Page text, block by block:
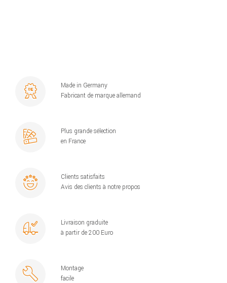
Made in Germany
Fabricant de marque allemand
Plus grande sélection
en France
Clients satisfaits
Avis des clients à notre propos
Livraison graduite
à partir de 200 Euro
Montage
facile